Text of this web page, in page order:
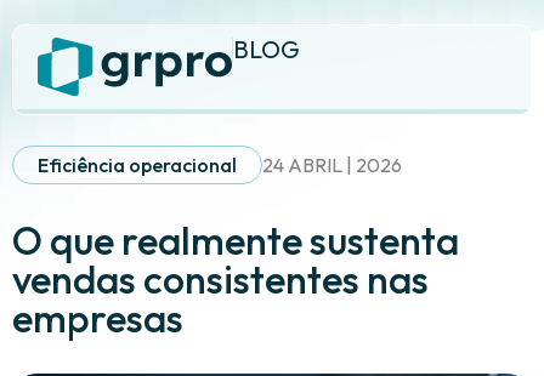
BLOG
Eficiência operacional 24 ABRIL | 2026
O que realmente sustenta
vendas consistentes nas
empresas